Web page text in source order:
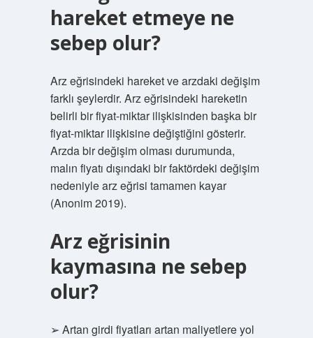
hareket etmeye ne
sebep olur?
Arz eğrisindeki hareket ve arzdaki değişim
farklı şeylerdir. Arz eğrisindeki hareketin
belirli bir fiyat-miktar ilişkisinden başka bir
fiyat-miktar ilişkisine değiştiğini gösterir.
Arzda bir değişim olması durumunda,
malın fiyatı dışındaki bir faktördeki değişim
nedeniyle arz eğrisi tamamen kayar
(Anonim 2019).
Arz eğrisinin
kaymasına ne sebep
olur?
➢ Artan girdi fiyatları artan maliyetlere yol